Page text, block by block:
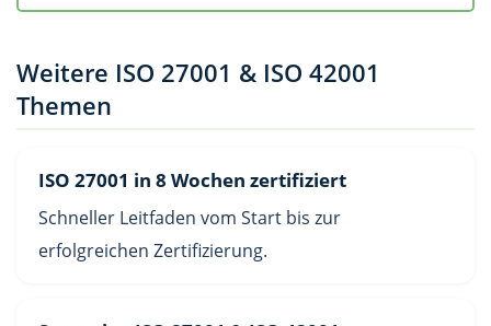
Weitere ISO 27001 & ISO 42001
Themen
ISO 27001 in 8 Wochen zertifiziert
Schneller Leitfaden vom Start bis zur
erfolgreichen Zertifizierung.